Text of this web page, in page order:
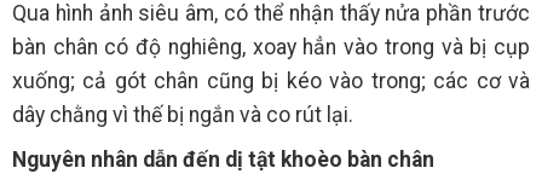
Qua hình ảnh siêu âm, có thể nhận thấy nửa phần trước
bàn chân có độ nghiêng, xoay hẳn vào trong và bị cụp
xuống; cả gót chân cũng bị kéo vào trong; các cơ và
dây chằng vì thế bị ngắn và co rút lại.
Nguyên nhân dẫn đến dị tật khoèo bàn chân